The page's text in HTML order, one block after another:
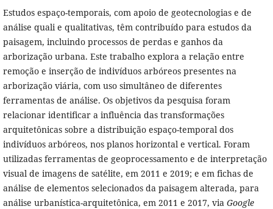
Estudos espaço-temporais, com apoio de geotecnologias e de
análise quali e qualitativas, têm contribuído para estudos da
paisagem, incluindo processos de perdas e ganhos da
arborização urbana. Este trabalho explora a relação entre
remoção e inserção de indivíduos arbóreos presentes na
arborização viária, com uso simultâneo de diferentes
ferramentas de análise. Os objetivos da pesquisa foram
relacionar identificar a influência das transformações
arquitetônicas sobre a distribuição espaço-temporal dos
indivíduos arbóreos, nos planos horizontal e vertical. Foram
utilizadas ferramentas de geoprocessamento e de interpretação
visual de imagens de satélite, em 2011 e 2019; e em fichas de
análise de elementos selecionados da paisagem alterada, para
análise urbanística-arquitetônica, em 2011 e 2017, via Google